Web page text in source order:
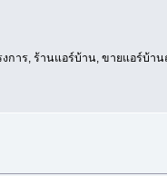
การ, ร้านแอร์บ้าน, ขายแอร์บ้า